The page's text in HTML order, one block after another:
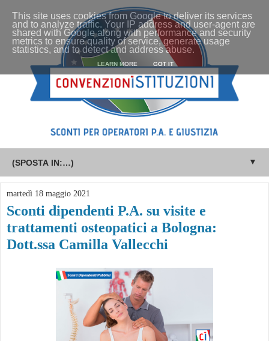
▼
martedì 18 maggio 2021
Sconti dipendenti P.A. su visite e
trattamenti osteopatici a Bologna:
Dott.ssa Camilla Vallecchi
This site uses cookies from Google to deliver its services
and to analyze traffic. Your IP address and user-agent are
shared with Google along with performance and security
metrics to ensure quality of service, generate usage
statistics, and to detect and address abuse.
LEARN MORE GOT IT